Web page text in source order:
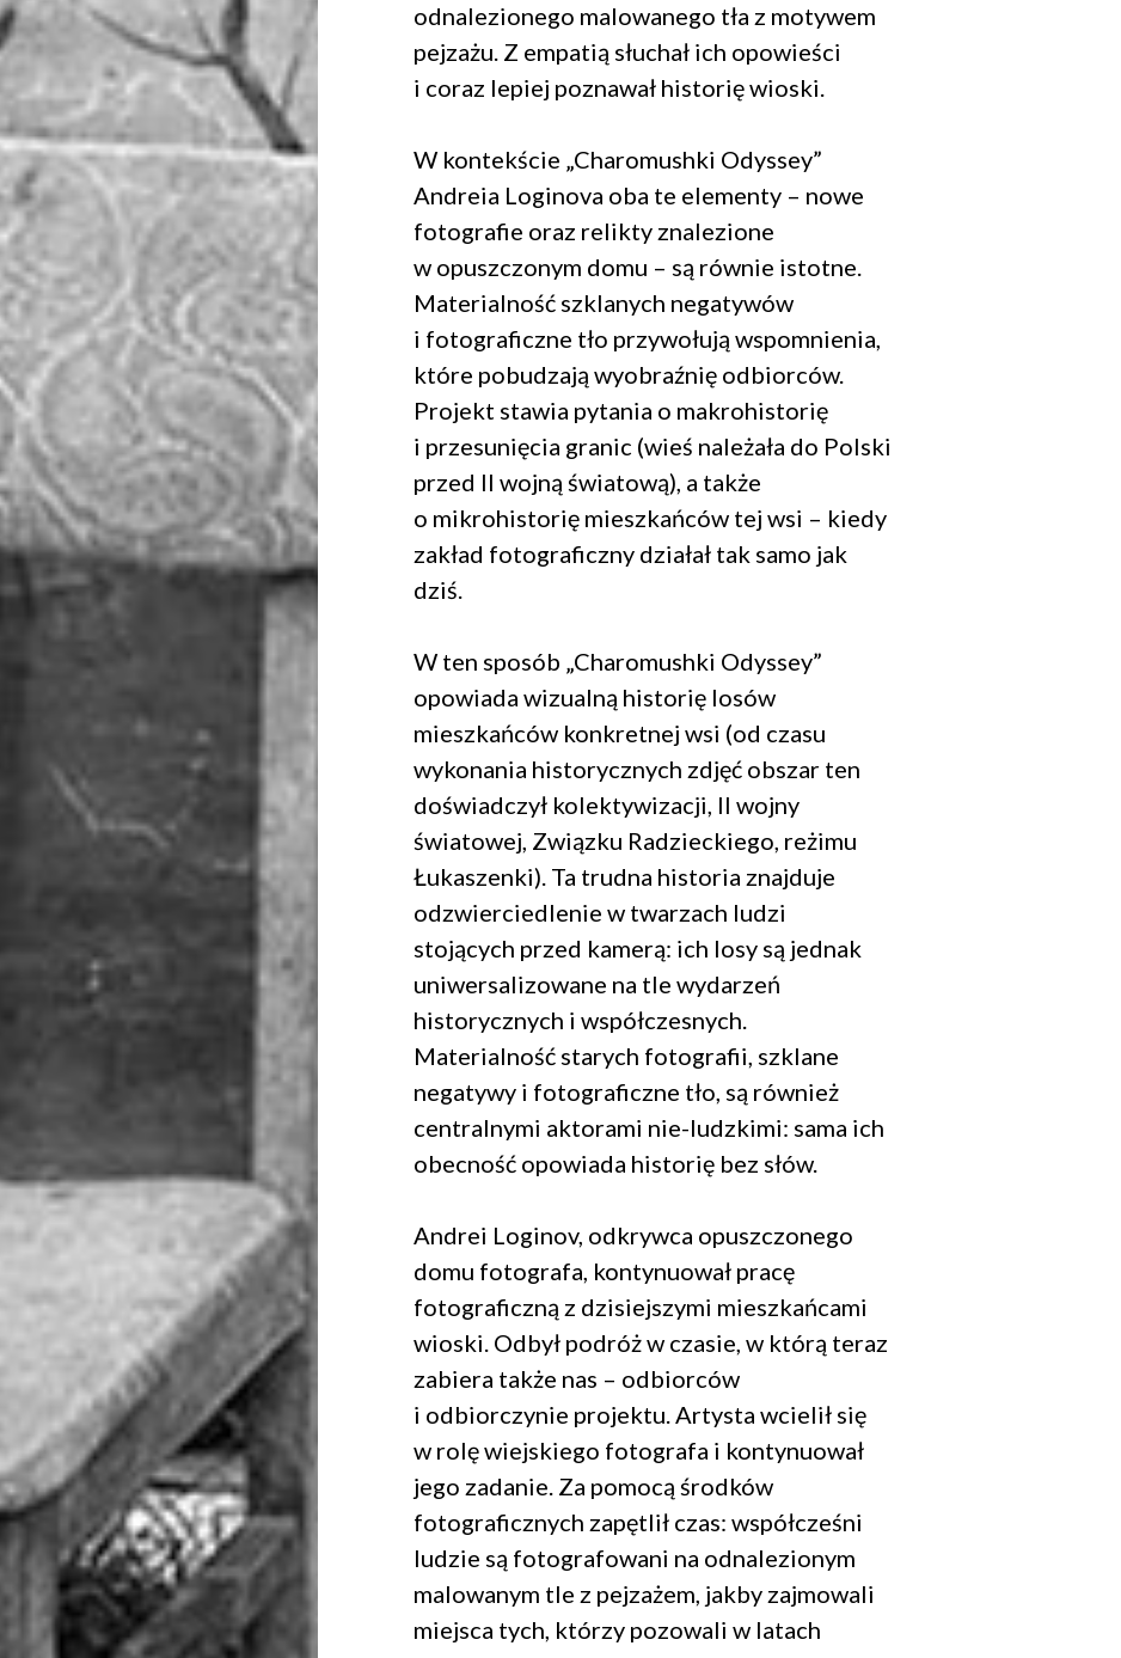
zgodę na przetwarzanie danych osobowych w celu skorzystania z usługi newsletter.
danych osobowych jest Centrum Kultury ZAMEK z siedzibą w Poznaniu.
am się z informacjami dotyczącymi przetwarzania danych osobowych, które są zawarte
prywatności.
WYŚLIJ
odnalezionego malowanego tła z motywem
pejzażu. Z empatią słuchał ich opowieści
i coraz lepiej poznawał historię wioski.
W kontekście „Charomushki Odyssey”
Andreia Loginova oba te elementy – nowe
fotografie oraz relikty znalezione
w opuszczonym domu – są równie istotne.
Materialność szklanych negatywów
i fotograficzne tło przywołują wspomnienia,
które pobudzają wyobraźnię odbiorców.
Projekt stawia pytania o makrohistorię
i przesunięcia granic (wieś należała do Polski
przed II wojną światową), a także
o mikrohistorię mieszkańców tej wsi – kiedy
zakład fotograficzny działał tak samo jak
dziś.
W ten sposób „Charomushki Odyssey”
opowiada wizualną historię losów
mieszkańców konkretnej wsi (od czasu
wykonania historycznych zdjęć obszar ten
doświadczył kolektywizacji, II wojny
światowej, Związku Radzieckiego, reżimu
Łukaszenki). Ta trudna historia znajduje
odzwierciedlenie w twarzach ludzi
stojących przed kamerą: ich losy są jednak
uniwersalizowane na tle wydarzeń
historycznych i współczesnych.
Materialność starych fotografii, szklane
negatywy i fotograficzne tło, są również
centralnymi aktorami nie-ludzkimi: sama ich
obecność opowiada historię bez słów.
Andrei Loginov, odkrywca opuszczonego
domu fotografa, kontynuował pracę
fotograficzną z dzisiejszymi mieszkańcami
wioski. Odbył podróż w czasie, w którą teraz
zabiera także nas – odbiorców
i odbiorczynie projektu. Artysta wcielił się
w rolę wiejskiego fotografa i kontynuował
jego zadanie. Za pomocą środków
fotograficznych zapętlił czas: współcześni
ludzie są fotografowani na odnalezionym
malowanym tle z pejzażem, jakby zajmowali
miejsca tych, którzy pozowali w latach